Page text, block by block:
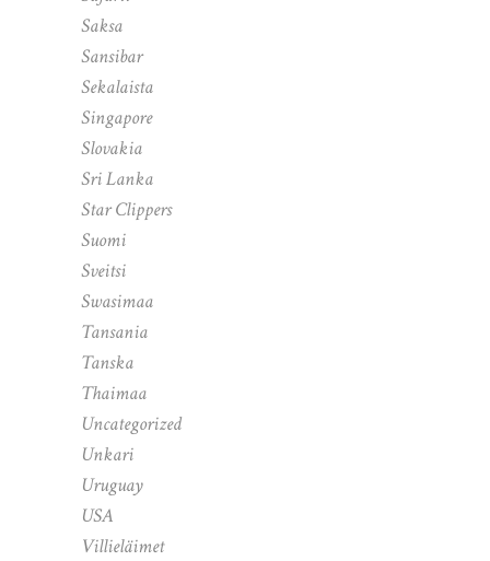
Saksa
Sansibar
Sekalaista
Singapore
Slovakia
Sri Lanka
Star Clippers
Suomi
Sveitsi
Swasimaa
Tansania
Tanska
Thaimaa
Uncategorized
Unkari
Uruguay
USA
Villieläimet